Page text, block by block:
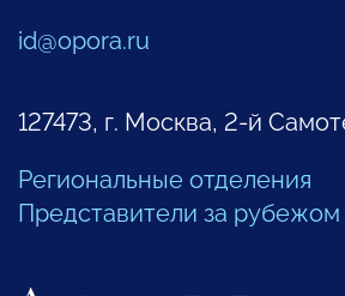
id@opora.ru
127473, г. Москва, 2-й
Региональные отделения
Представители за рубежом